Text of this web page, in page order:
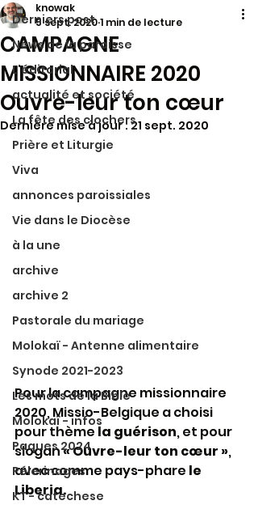
Derniers post
News de la paroisse
L'éditorial
actualité et société
La fête des clochers
Prière et Liturgie
Viva
annonces paroissiales
Vie dans le Diocèse
à la une
archive
archive 2
Pastorale du mariage
Molokaï - Antenne alimentaire
Synode 2021-2023
Les mots de la Bible
Molokaï - infos
Paques 2024
Pélerinages
KT - catechese
CAMPAGNE
MISSIONNAIRE 2020
Ouvre-leur ton cœur
knowak
5 sept. 20201 min de lecture
Dernière mise à jour : 21 sept. 2020
Pour la campagne missionnaire
2020, Missio-Belgique a choisi
pour thème la guérison, et pour
slogan « Ouvre-leur ton cœur »,
avec comme pays-phare le
Liberia.